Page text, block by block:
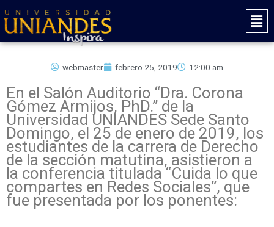
al
contenido
Main
webmaster febrero 25, 2019 12:00 am
En el Salón Auditorio “Dra. Corona
Gómez Armijos, PhD.” de la
Universidad UNIANDES Sede Santo
Domingo, el 25 de enero de 2019, los
estudiantes de la carrera de Derecho
de la sección matutina, asistieron a
la conferencia titulada “Cuida lo que
compartes en Redes Sociales”, que
fue presentada por los ponentes: